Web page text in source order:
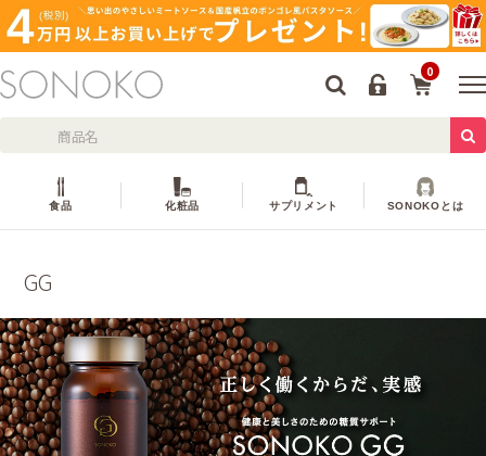
0
食品 化粧品 サプリメント SONOKOとは
GG